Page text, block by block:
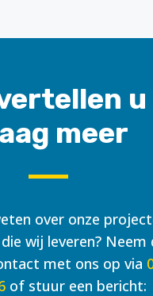
u
meer
over onze
wij leveren? Neem
met ons op via
of stuur een bericht: